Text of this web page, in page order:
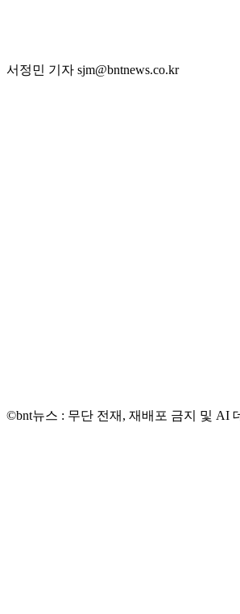
서정민 기자 sjm@bntnews.co.kr
©bnt뉴스 : 무단 전재, 재배포 금지 및 AI